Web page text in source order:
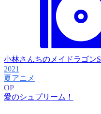
小林さんちのメイドラゴンS
2021
夏アニメ
OP
愛のシュプリーム！